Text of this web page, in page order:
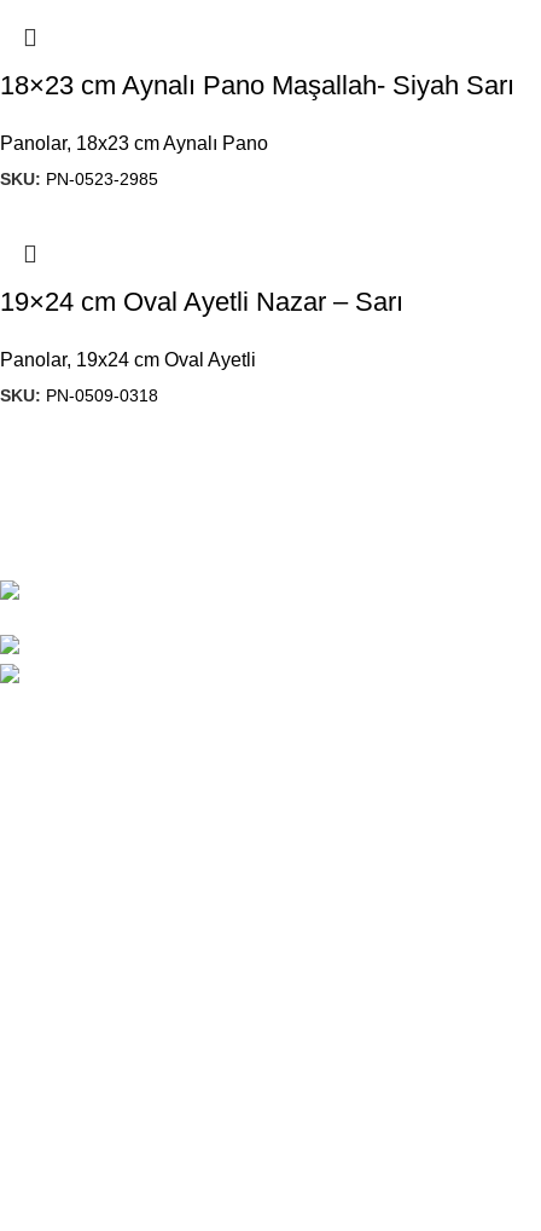
18×23 cm Aynalı Pano Maşallah- Siyah Sarı
Panolar, 18x23 cm Aynalı Pano
SKU: PN-0523-2985
19×24 cm Oval Ayetli Nazar – Sarı
Panolar, 19x24 cm Oval Ayetli
SKU: PN-0509-0318